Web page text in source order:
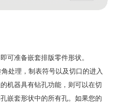
可准备嵌套排版零件形状。
处理，制表符号以及切口的进入
机器具有钻孔功能，则可以在切
嵌套形状中的所有孔。如果您的